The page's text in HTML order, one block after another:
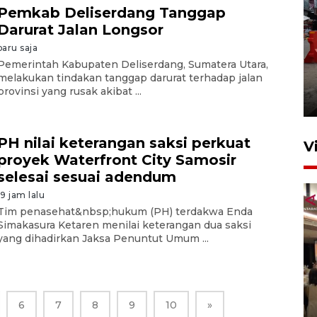
Deliserdang Tanggap
Jalan Longsor
saja
Kabupaten Deliserdang, Sumatera Utara,
tindakan tanggap darurat terhadap jalan
yang rusak akibat ...
nilai keterangan saksi perkuat
Waterfront City Samosir
sesuai adendum
jam lalu
penasehat&nbsp;hukum (PH) terdakwa Enda
Ketaren menilai keterangan dua saksi
dihadirkan Jaksa Penuntut Umum ...
6 7 8 9 10 »
Pelaporan SPT Tahunan di
Sumut
27 April 2026 15:34
luncurkan program Kodam
Berhaji